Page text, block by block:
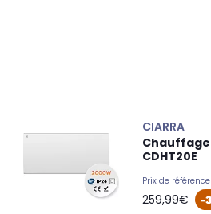
CIARRA
Chauffage
CDHT20E
Prix de référence
oldPrice
259,99€ -